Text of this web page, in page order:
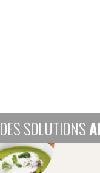
DES SOLUTIONS